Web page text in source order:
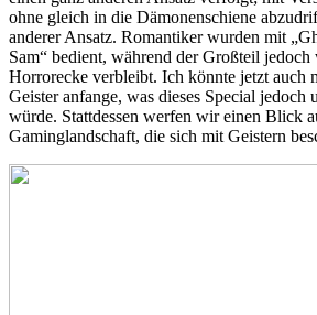
ohne gleich in die Dämonenschiene
anderer Ansatz. Romantiker wurden mit
Sam“ bedient, während der Großteil
Horrorecke verbleibt. Ich könnte jetzt auch
Geister anfange, was dieses Special jedoch
würde. Stattdessen werfen wir einen Blick
Gaminglandschaft, die sich mit Geistern